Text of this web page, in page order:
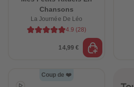
Chansons
La Journée De Léo
4.9 (28)
14,99 €
Coup de ❤️